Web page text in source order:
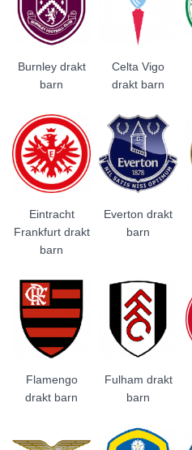
Burnley drakt
barn
Celta Vigo
drakt barn
Eintracht
Frankfurt drakt
barn
Everton drakt
barn
Flamengo
drakt barn
Fulham drakt
barn